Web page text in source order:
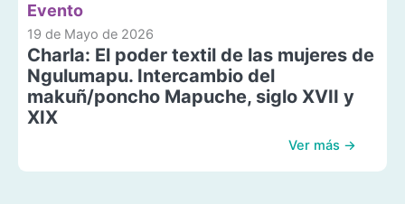
Evento
19 de Mayo de 2026
Charla: El poder textil de las mujeres de
Ngulumapu. Intercambio del
makuñ/poncho Mapuche, siglo XVII y
XIX
Ver más →